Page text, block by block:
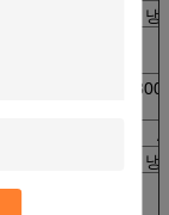
강제 통풍 냉
강제 통풍 냉